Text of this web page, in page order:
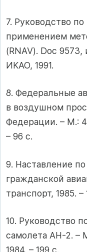
7. Руководство
применением
(RNAV). Doc
ИКАО, 1991.
8. Федеральные
в воздушном
Федерации. – М.:
– 96 с.
9. Наставление
гражданской
транспорт, 1985. –
10. Руководство
самолета АН-2. –
1984. – 199 с.